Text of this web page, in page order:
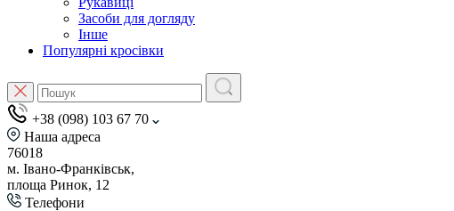
Засоби для догляду
Інше
Популярні кросівки
+38 (098) 103 67 70
Наша адреса
76018
м. Івано-Франківськ,
площа Ринок, 12
Телефони